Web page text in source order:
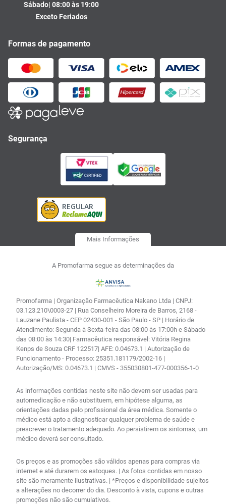
Sábado| 08:00 às 19:00
Exceto Feriados
Formas de pagamento
Segurança
Mais Informações
A Promofarma segue as determinações da
Promofarma | Organização Farmacêutica Nakano Ltda | CNPJ:
03.123.210\0003-27 | Rua Conselheiro Moreira de Barros, 2168 -
Lauzane Paulista - CEP 02430-001 - São Paulo - SP | Horário de
Atendimento: Segunda à Sexta-feira das 08:00 às 17:00h e Sábado
das 08:00 às 14:30| Farmacêutica responsável: Vitória Regina
Kenps de Souza CRF 122517| AFE: 0.04673.1 | Autorização de
Funcionamento - Processo: 25351.181179/2002-16 |
Autorização/MS: 0.04673.1 | CMVS - 355030801-477-000356-1-0
As informações contidas neste site não devem ser usadas para
automedicação e não substituem, em hipótese alguma, as
orientações dadas pelo profissional da área médica. Somente o
médico está apto a diagnosticar qualquer problema de saúde e
prescrever o tratamento adequado. Ao persistirem os sintomas, um
médico deverá ser consultado.
Os preços e as promoções são válidos apenas para compras via
internet e até durarem os estoques. | As fotos contidas em nosso
site são meramente ilustrativas. | *Preços e disponibilidade sujeitos
a alterações no decorrer do dia. Desconto à vista, cupons e outras
promoções não são cumulativos.